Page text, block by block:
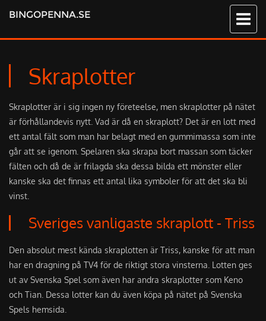
BINGOPENNA.SE
Skraplotter
Skraplotter är i sig ingen ny företeelse, men skraplotter på nätet
är förhållandevis nytt. Vad är då en skraplott? Det är en lott med
ett antal fält som man har belagt med en gummimassa som inte
går att se igenom. Spelaren ska skrapa bort massan som täcker
fälten och då de är frilagda ska dessa bilda ett mönster eller
kanske ska det finnas ett antal lika symboler för att det ska bli
vinst.
Sveriges vanligaste skraplott - Triss
Den absolut mest kända skraplotten är Triss, kanske för att man
har en dragning på TV4 för de riktigt stora vinsterna. Lotten ges
ut av Svenska Spel som även har andra skraplotter som Keno
och Tian. Dessa lotter kan du även köpa på nätet på Svenska
Spels hemsida.